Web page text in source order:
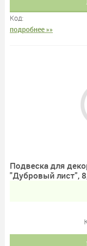
Код:
подробнее »»
Подвеска для
"Дубровый лист",